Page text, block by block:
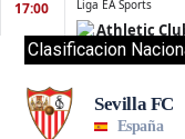
Clasificacion